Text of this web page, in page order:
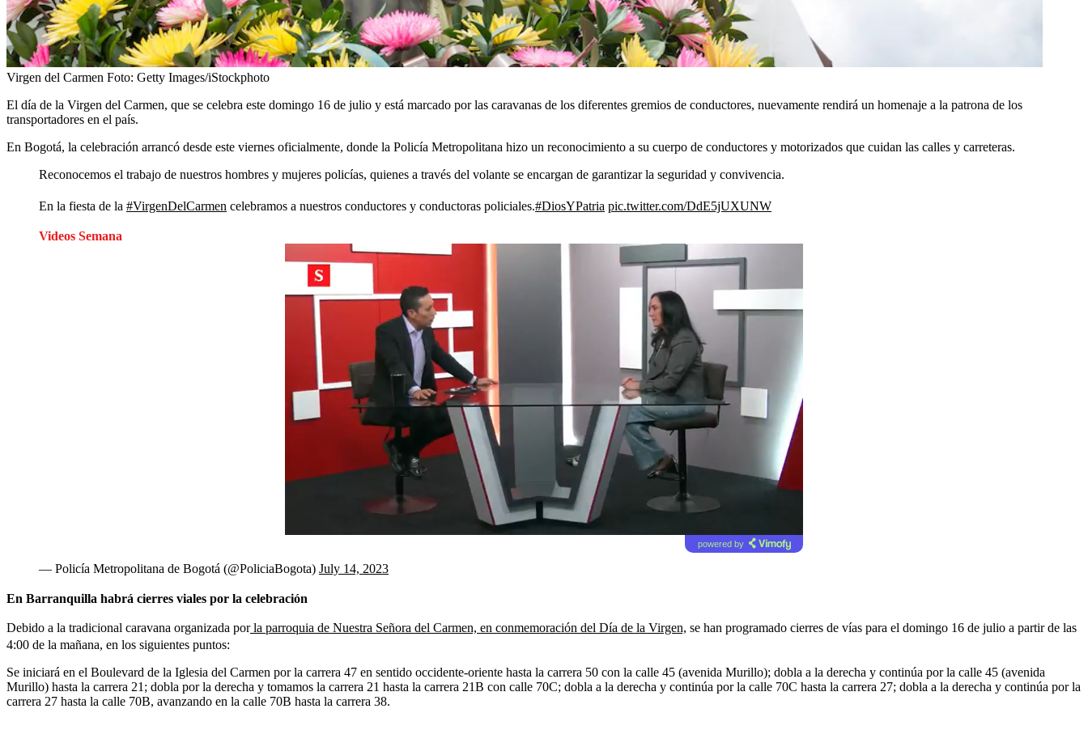
Virgen del Carmen Foto: Getty Images/iStockphoto
El día de la Virgen del Carmen, que se celebra este domingo 16 de julio y está marcado por las caravanas de los diferentes gremios de conductores, nuevamente rendirá un homenaje a la patrona de los
transportadores en el país.
En Bogotá, la celebración arrancó desde este viernes oficialmente, donde la Policía Metropolitana hizo un reconocimiento a su cuerpo de conductores y motorizados que cuidan las calles y carreteras.
Reconocemos el trabajo de nuestros hombres y mujeres policías, quienes a través del volante se encargan de garantizar la seguridad y convivencia.
En la fiesta de la #VirgenDelCarmen celebramos a nuestros conductores y conductoras policiales.#DiosYPatria pic.twitter.com/DdE5jUXUNW
Videos Semana
powered by
— Policía Metropolitana de Bogotá (@PoliciaBogota) July 14, 2023
En Barranquilla habrá cierres viales por la celebración
Debido a la tradicional caravana organizada porla parroquia de Nuestra Señora del Carmen, en conmemoración del Día de la Virgen, se han programado cierres de vías para el domingo 16 de julio a partir de las
4:00 de la mañana, en los siguientes puntos:
Se iniciará en el Boulevard de la Iglesia del Carmen por la carrera 47 en sentido occidente-oriente hasta la carrera 50 con la calle 45 (avenida Murillo); dobla a la derecha y continúa por la calle 45 (avenida
Murillo) hasta la carrera 21; dobla por la derecha y tomamos la carrera 21 hasta la carrera 21B con calle 70C; dobla a la derecha y continúa por la calle 70C hasta la carrera 27; dobla a la derecha y continúa por la
carrera 27 hasta la calle 70B, avanzando en la calle 70B hasta la carrera 38.